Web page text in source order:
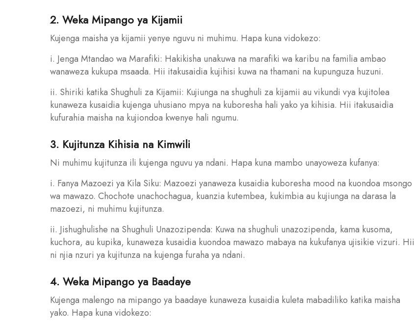
2. Weka Mipango ya Kijamii
Kujenga maisha ya kijamii yenye nguvu ni muhimu. Hapa kuna vidokezo:
i. Jenga Mtandao wa Marafiki: Hakikisha unakuwa na marafiki wa karibu na familia ambao
wanaweza kukupa msaada. Hii itakusaidia kujihisi kuwa na thamani na kupunguza huzuni.
ii. Shiriki katika Shughuli za Kijamii: Kujiunga na shughuli za kijamii au vikundi vya kujitolea
kunaweza kusaidia kujenga uhusiano mpya na kuboresha hali yako ya kihisia. Hii itakusaidia
kufurahia maisha na kujiondoa kwenye hali ngumu.
3. Kujitunza Kihisia na Kimwili
Ni muhimu kujitunza ili kujenga nguvu ya ndani. Hapa kuna mambo unayoweza kufanya:
i. Fanya Mazoezi ya Kila Siku: Mazoezi yanaweza kusaidia kuboresha mood na kuondoa msongo
wa mawazo. Chochote unachochagua, kuanzia kutembea, kukimbia au kujiunga na darasa la
mazoezi, ni muhimu kujitunza.
ii. Jishughulishe na Shughuli Unazozipenda: Kuwa na shughuli unazozipenda, kama kusoma,
kuchora, au kupika, kunaweza kusaidia kuondoa mawazo mabaya na kukufanya ujisikie vizuri. Hii
ni njia nzuri ya kujitunza na kujenga furaha ya ndani.
4. Weka Mipango ya Baadaye
Kujenga malengo na mipango ya baadaye kunaweza kusaidia kuleta mabadiliko katika maisha
yako. Hapa kuna vidokezo: